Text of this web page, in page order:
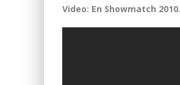
Video: En Showmatch 2010.